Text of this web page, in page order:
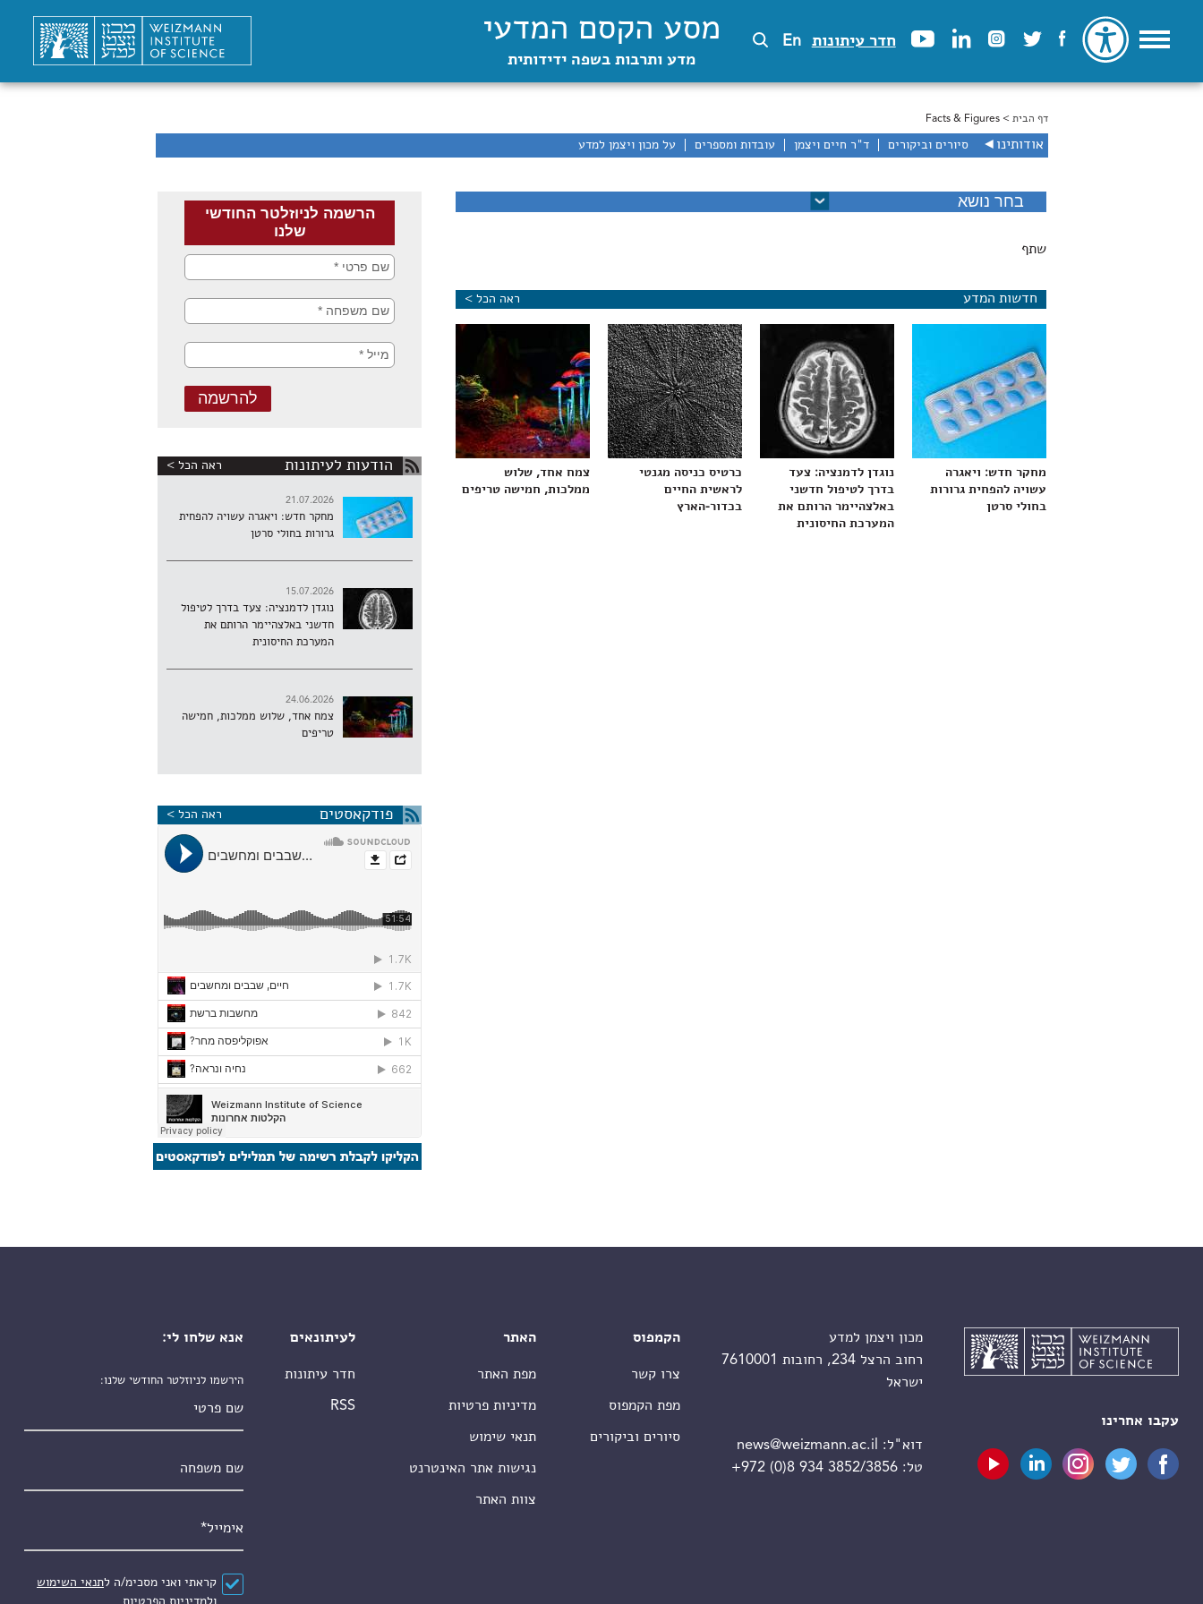
חדר עיתונות En מסע הקסם המדעי
מדע ותרבות בשפה ידידותית
הינך נמצא כאן
דף הבית > Facts & Figures
אודותינו ◄ על מכון ויצמן למדע עובדות ומספרים ד"ר חיים ויצמן סיורים וביקורים
שתף
חדשות המדע ראה הכל >
מחקר חדש: ויאגרה
עשויה להפחית גרורות
בחולי סרטן
נוגדן לדמנציה: צעד
בדרך לטיפול חדשני
באלצהיימר הרותם את
המערכת החיסונית
כרטיס כניסה מגנטי
לראשית החיים
בכדור-הארץ
צמח אחד, שלוש
ממלכות, חמישה טריפים
הודעות לעיתונות ראה הכל >
21.07.2026
מחקר חדש: ויאגרה עשויה להפחית
גרורות בחולי סרטן
15.07.2026
נוגדן לדמנציה: צעד בדרך לטיפול
חדשני באלצהיימר הרותם את
המערכת החיסונית
24.06.2026
צמח אחד, שלוש ממלכות, חמישה
טריפים
פודקאסטים ראה הכל >
עקבו אחרינו
מכון ויצמן למדע
רחוב הרצל 234, רחובות 7610001
ישראל
דוא"ל:
news@weizmann.ac.il
טל:+972 (0)8 934 3852/3856
הקמפוס
צרו קשר
מפת הקמפוס
סיורים וביקורים
האתר
מפת האתר
מדיניות פרטיות
תנאי שימוש
נגישות אתר האינטרנט
צוות האתר
לעיתונאים
חדר עיתונות
RSS
אנא שלחו לי:
הירשמו לניוזלטר החודשי שלנו:
הסכם*
קראתי ואני מסכימ/ה לתנאי השימוש
ולמדיניות הפרטיות